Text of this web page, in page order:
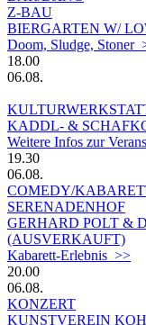
Z-BAU
BIERGARTEN W/
Doom, Sludge, Stoner
18.00
06.08.
KADDL- &
Weitere Infos zur
19.30
06.08.
COMEDY/
SERENADENHOF
GERHARD POLT &
(AUSVERKAUFT)
Kabarett-Erlebnis >>
20.00
06.08.
KONZERT
KUNSTVEREIN